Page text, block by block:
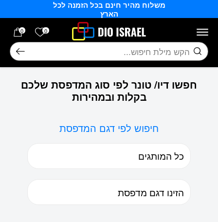
משלוח מהיר חינם בכל הזמנה לכל
הארץ
0 הרשימה
0
חיפוש
חפשו דיו/ טונר לפי סוג המדפסת שלכם
בקלות ובמהירות
חיפוש לפי דגם המדפסת